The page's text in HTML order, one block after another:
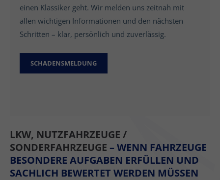
einen Klassiker geht. Wir melden uns zeitnah mit
allen wichtigen Informationen und den nächsten
Schritten – klar, persönlich und zuverlässig.
SCHADENSMELDUNG
LKW, NUTZFAHRZEUGE /
SONDERFAHRZEUGE – WENN FAHRZEUGE
BESONDERE AUFGABEN ERFÜLLEN UND
SACHLICH BEWERTET WERDEN MÜSSEN